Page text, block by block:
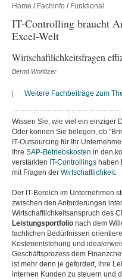
Home / Fachinfo / Funktional
IT-Controlling braucht
Excel-Welt
Wirtschaftlichkeitsfragen
Bernd Worlitzer
Weitere Fachbeiträge zum
Wissen Sie, wie viel ein einziger
Oder können Sie belegen, ob
IT-Outsourcing für Ihr
Ihre SAP-Betriebskosten in den
verstärkten IT-Controllings haben
mit Fragen der Wirtschaftlichkeit.
Der IT-Bereich im Unternehmen
zwischen den Anforderungen
Wirtschaftlichkeitsanspruch des
Leistungsportfolio nach dem
fachlichen Bedürfnissen
Kostenentstehung und
Geschäftsprozess dem
ist mehr denn je gefordert, ihre
internen Kunden zu steuern und